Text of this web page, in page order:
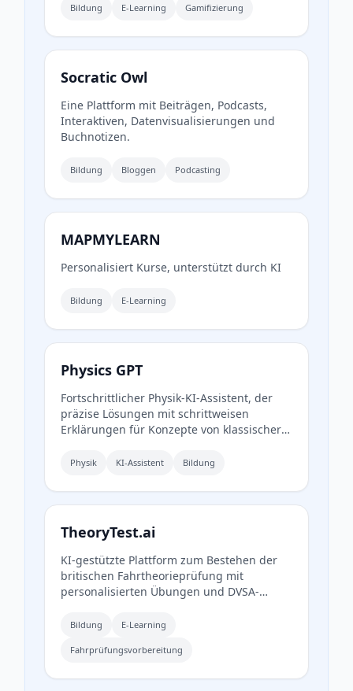
Bildung E-Learning Gamifizierung
Socratic Owl
Eine Plattform mit Beiträgen, Podcasts,
Interaktiven, Datenvisualisierungen und
Buchnotizen.
Bildung Bloggen Podcasting
MAPMYLEARN
Personalisiert Kurse, unterstützt durch KI
Bildung E-Learning
Physics GPT
Fortschrittlicher Physik-KI-Assistent, der
präzise Lösungen mit schrittweisen
Erklärungen für Konzepte von klassischer
Physik KI-Assistent Bildung
TheoryTest.ai
KI-gestützte Plattform zum Bestehen der
britischen Fahrtheorieprüfung mit
personalisierten Übungen und DVSA-
Bildung E-Learning
Fahrprüfungsvorbereitung